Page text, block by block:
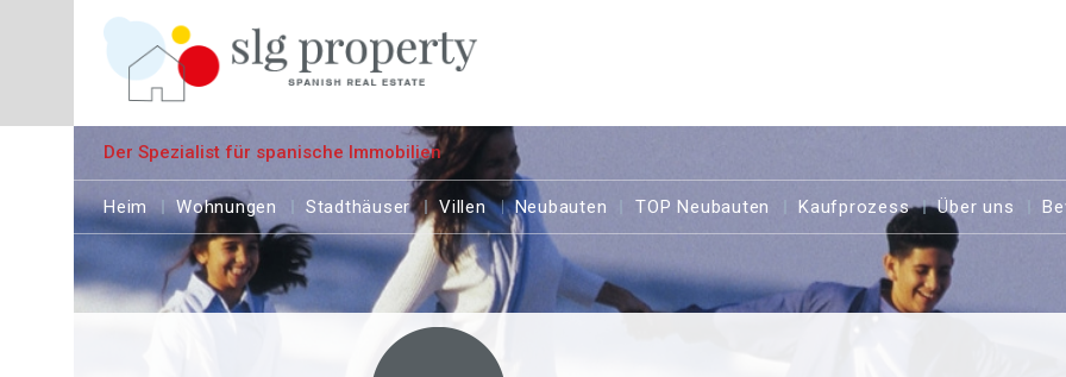
Der Spezialist für spanische Immobilien
Heim Wohnungen Stadthäuser Villen Neubauten TOP Neubauten Kaufprozess Über uns